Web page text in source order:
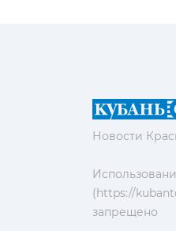
Новости
(https://
запрещено